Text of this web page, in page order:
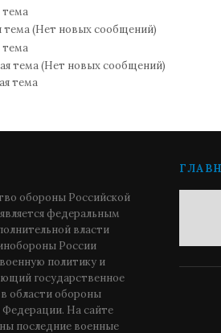
тема
тема (Нет новых сообщений)
тема
тема (Нет новых сообщений)
тема
обороны Российской
федеральным
власти
России
политику и
государственное
области обороны
Федерации. На сайте
последние военные